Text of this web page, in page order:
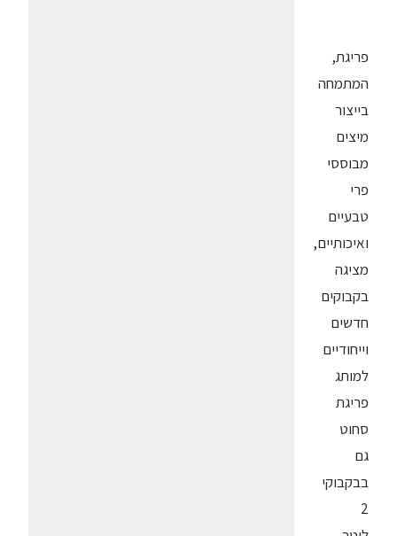
פריגת,
המתמחה
בייצור
מיצים
מבוססי
פרי
טבעיים
ואיכותיים,
מציגה
בקבוקים
חדשים
וייחודיים
למותג
פריגת
סחוט
גם
בבקבוקי
2